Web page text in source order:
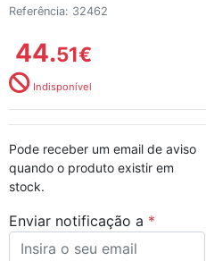
Referência: 32462
44.51€
Indisponível
Pode receber um email de aviso
quando o produto existir em
stock.
Enviar notificação a